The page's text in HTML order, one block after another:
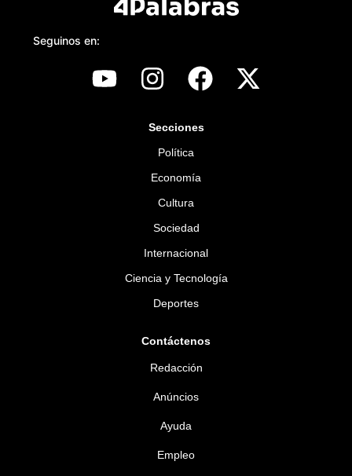
Seguinos en:
Secciones
Política
Economía
Cultura
Sociedad
Internacional
Ciencia y Tecnología
Deportes
Contáctenos
Redacción
Anúncios
Ayuda
Empleo